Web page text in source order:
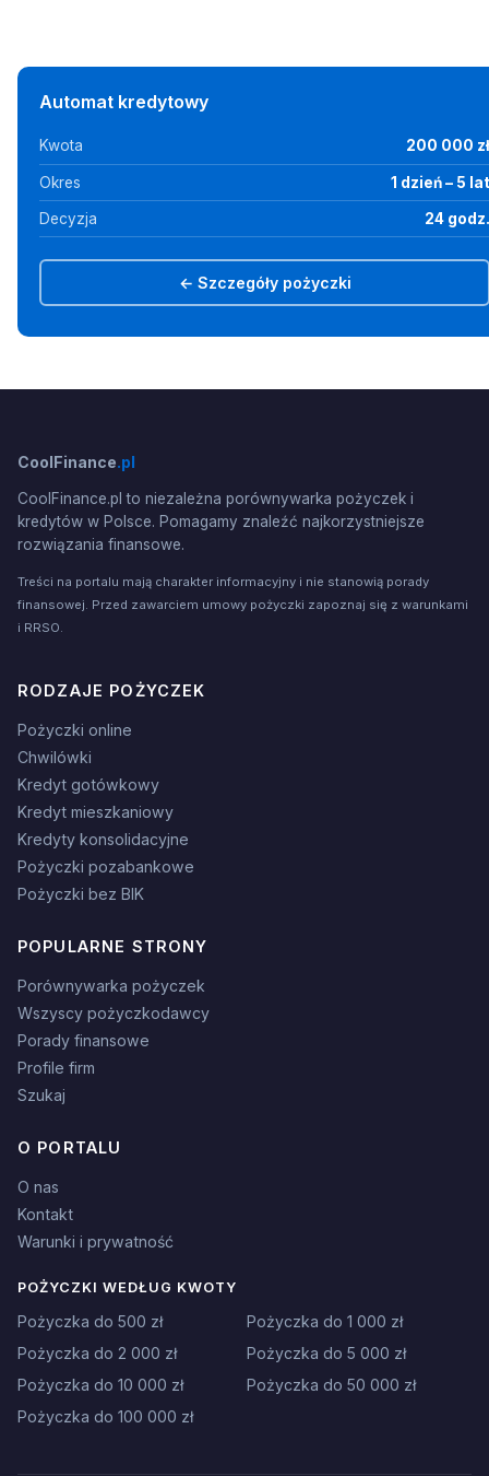
Automat kredytowy
Kwota 200 000 zł
Okres 1 dzień – 5 lat
Decyzja 24 godz.
← Szczegóły pożyczki
CoolFinance.pl
CoolFinance.pl to niezależna porównywarka pożyczek i
kredytów w Polsce. Pomagamy znaleźć najkorzystniejsze
rozwiązania finansowe.
Treści na portalu mają charakter informacyjny i nie stanowią porady
finansowej. Przed zawarciem umowy pożyczki zapoznaj się z warunkami
i RRSO.
RODZAJE POŻYCZEK
Pożyczki online
Chwilówki
Kredyt gotówkowy
Kredyt mieszkaniowy
Kredyty konsolidacyjne
Pożyczki pozabankowe
Pożyczki bez BIK
POPULARNE STRONY
Porównywarka pożyczek
Wszyscy pożyczkodawcy
Porady finansowe
Profile firm
Szukaj
O PORTALU
O nas
Kontakt
Warunki i prywatność
POŻYCZKI WEDŁUG KWOTY
Pożyczka do 500 zł
Pożyczka do 1 000 zł
Pożyczka do 2 000 zł
Pożyczka do 5 000 zł
Pożyczka do 10 000 zł
Pożyczka do 50 000 zł
Pożyczka do 100 000 zł